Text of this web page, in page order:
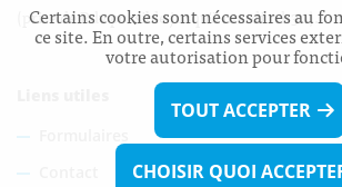
(prise de Rdv possible jusqu'à mardi 11h30).
Certains cookies sont nécessaires au
ce site. En outre, certains services
votre autorisation pour
TOUT ACCEPTER
CHOISIR QUOI